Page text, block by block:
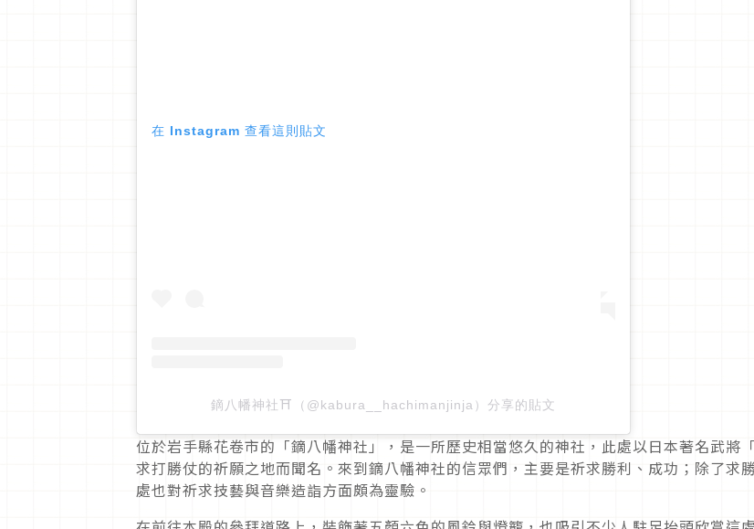
在 Instagram 查看這則貼文
鏑八幡神社⛩（@kabura__hachimanjinja）分享的貼文
位於岩手縣花卷市的「鏑八幡神社」，是一所歷史相當悠久的神社，此處以日本著名武將
求打勝仗的祈願之地而聞名。來到鏑八幡神社的信眾們，主要是祈求勝利、成功；除了求
處也對祈求技藝與音樂造詣方面頗為靈驗。